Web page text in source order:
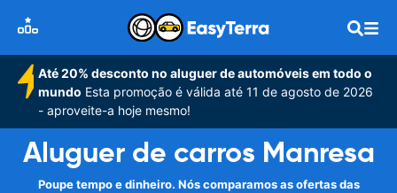
Até 20% desconto no aluguer de automóveis em todo o
mundo Esta promoção é válida até 11 de agosto de 2026
- aproveite-a hoje mesmo!
Aluguer de carros Manresa
Poupe tempo e dinheiro. Nós comparamos as ofertas das